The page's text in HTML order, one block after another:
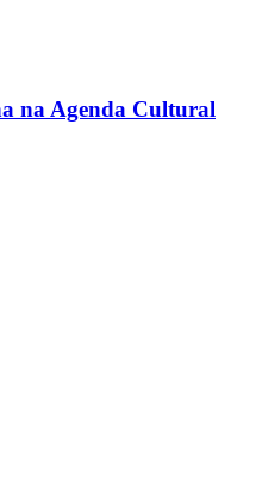
na Agenda Cultural